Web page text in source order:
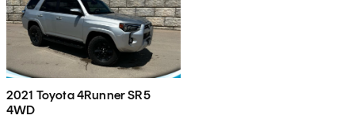
2021 Toyota 4Runner SR5
4WD